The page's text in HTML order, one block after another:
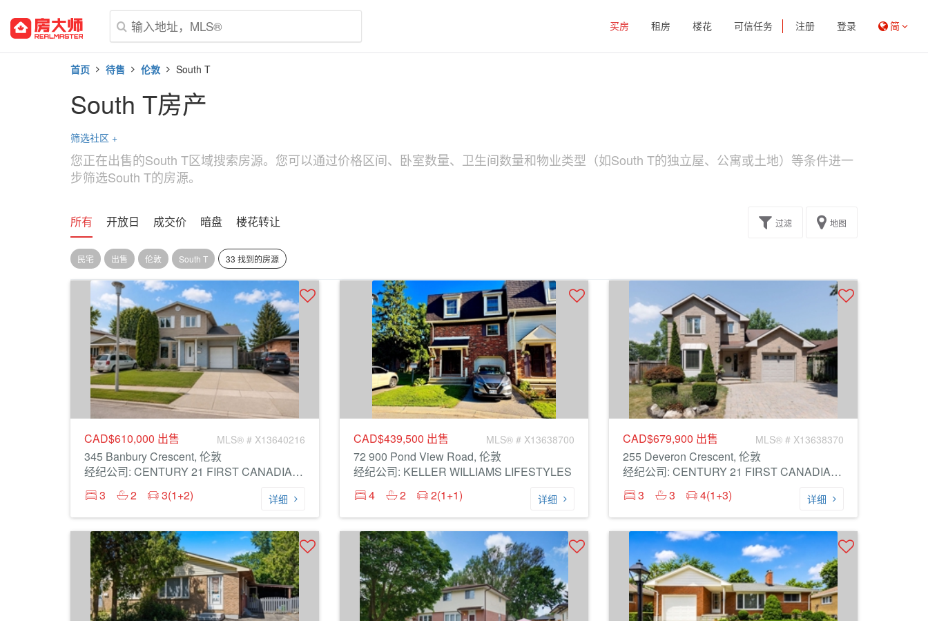
买房 租房 楼花 可信任务 注册 登录 简
首页 待售 伦敦 South T
South T房产
筛选社区 +
您正在出售的South T区域搜索房源。您可以通过价格区间、卧室数量、卫生间数量和物业类型（如South T的独立屋、公寓或土地）等条件进一
步筛选South T的房源。
所有 开放日 成交价 暗盘 楼花转让 过滤 地图
民宅 出售 伦敦 South T 33 找到的房源
CAD$610,000 出售 MLS® # X13640216
345 Banbury Crescent, 伦敦
经纪公司: CENTURY 21 FIRST CANADIAN CORP
3
2 3(1+2) 详细
CAD$439,500 出售 MLS® # X13638700
72 900 Pond View Road, 伦敦
经纪公司: KELLER WILLIAMS LIFESTYLES
4
2 2(1+1) 详细
CAD$679,900 出售 MLS® # X13638370
255 Deveron Crescent, 伦敦
经纪公司: CENTURY 21 FIRST CANADIAN CORP
3
3 4(1+3) 详细